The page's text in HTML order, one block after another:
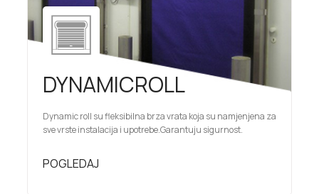
DYNAMICROLL
Dynamic roll su fleksibilna brza vrata koja su namjenjena za
sve vrste instalacija i upotrebe.Garantuju sigurnost.
POGLEDAJ